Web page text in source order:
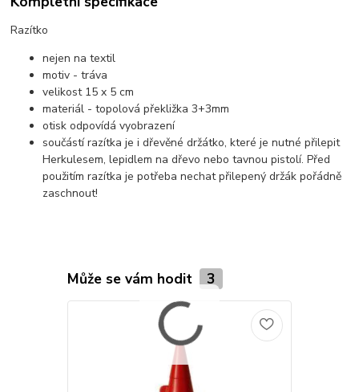
Razítko
nejen na textil
motiv - tráva
velikost 15 x 5 cm
materiál - topolová překližka 3+3mm
otisk odpovídá vyobrazení
součástí razítka je i dřevěné držátko, které je nutné přilepit
Herkulesem, lepidlem na dřevo nebo tavnou pistolí. Před
použitím razítka je potřeba nechat přilepený držák pořádně
zaschnout!
Může se vám hodit 3